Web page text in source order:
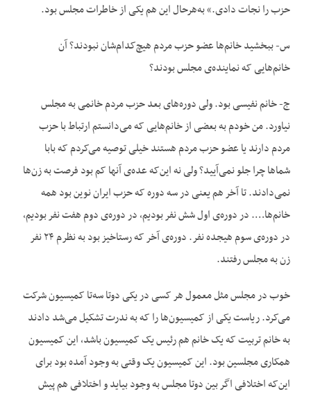
حزب را نجات دادی.» به‌هرحال این هم یکی از خاطرات مجلس بود.
س- ببخشید خانم‌ها عضو حزب مردم هیچ‌کدام‌شان نبودند؟ آن
خانم‌هایی که نماینده‌ی مجلس بودند؟
ج- خانم نفیسی بود. ولی دوره‌های بعد حزب مردم خانمی به مجلس
نیاورد. من خودم به بعضی از خانم‌هایی که می‌دانستم ارتباط با حزب
مردم دارند یا عضو حزب مردم هستند خیلی توصیه می‌کردم که بابا
شماها چرا جلو نمی‌آیید؟ ولی نه این‌که عده‌ی آنها کم بود فرصت به زن‌ها
نمی‌دادند. تا آخر هم یعنی در سه دوره که حزب ایران نوین بود همه
خانم‌ها…. در دوره‌ی اول شش نفر بودیم، در دوره‌ی دوم هفت نفر بودیم،
در دوره‌ی سوم هیجده نفر. دوره‌ی آخر که رستاخیز بود به نظرم ۲۴ نفر
زن به مجلس رفتند.
خوب در مجلس مثل معمول هر کسی در یکی دوتا سه‌تا کمیسیون شرکت
می‌کرد. ریاست یکی از کمیسیون‌ها را که به ندرت تشکیل می‌شد دادند
به خانم تربیت که یک خانم هم رئیس یک کمیسیون باشد، این کمیسیون
همکاری مجلسین بود. این کمیسیون یک وقتی به وجود آمده بود برای
این‌که اختلافی اگر بین دوتا مجلس به وجود بیاید و اختلافی هم پیش